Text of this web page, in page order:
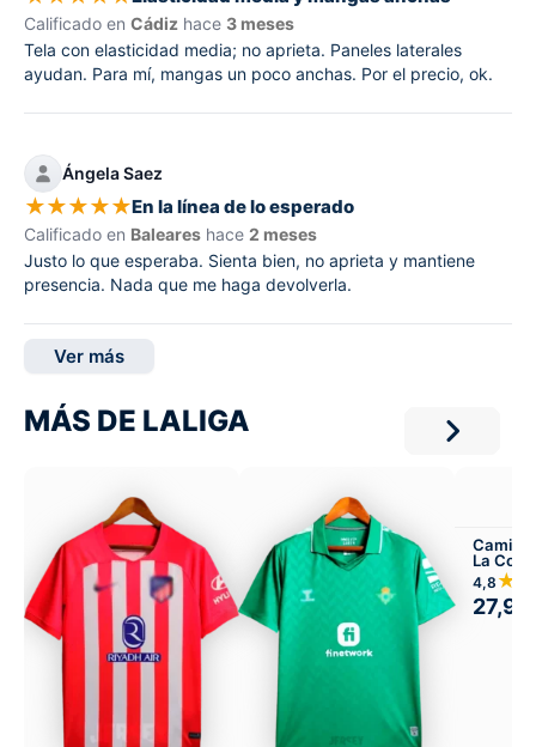
Calificado en Cádiz hace 3 meses
Tela con elasticidad media; no aprieta. Paneles laterales
ayudan. Para mí, mangas un poco anchas. Por el precio, ok.
Ángela Saez
★★★★★En la línea de lo esperado
Calificado en Baleares hace 2 meses
Justo lo que esperaba. Sienta bien, no aprieta y mantiene
presencia. Nada que me haga devolverla.
Ver más
MÁS DE LALIGA
La
Local
4,8
27,99